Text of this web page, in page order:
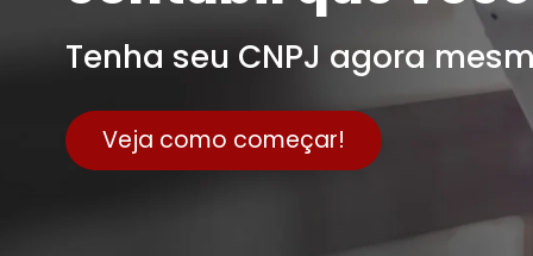
Tenha seu CNPJ agora
Veja como começar!